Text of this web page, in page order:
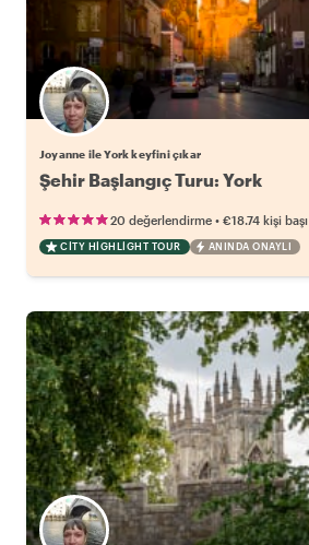
Joyanne ile York keyfini çıkar
Şehir Başlangıç Turu: York
20 değerlendirme • €18.74 kişi başı
CITY HIGHLIGHT TOUR ANINDA ONAYLI